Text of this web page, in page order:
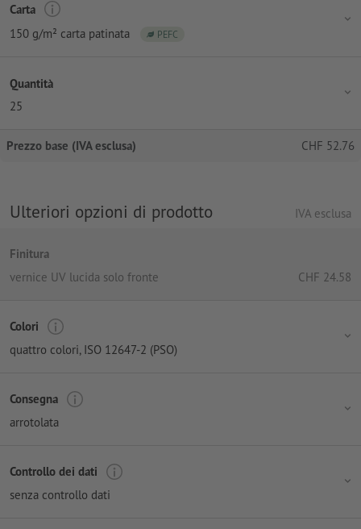
Carta
150 g/m² carta patinata
PEFC
Quantità
25
Prezzo base (IVA esclusa) CHF 52.76
Ulteriori opzioni di prodotto IVA esclusa
Finitura
vernice UV lucida solo fronte
CHF 24.58
Colori
quattro colori, ISO 12647-2 (PSO)
Consegna
arrotolata
Controllo dei dati
senza controllo dati